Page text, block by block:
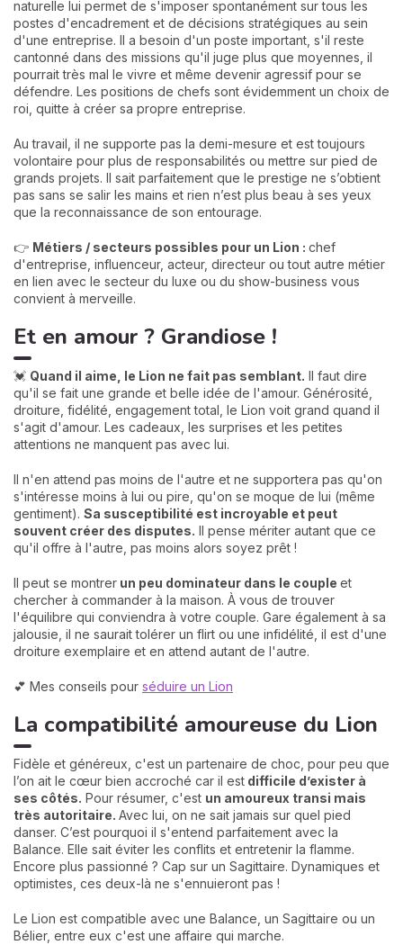
naturelle lui permet de s'imposer spontanément sur tous les
postes d'encadrement et de décisions stratégiques au sein
d'une entreprise. Il a besoin d'un poste important, s'il reste
cantonné dans des missions qu'il juge plus que moyennes, il
pourrait très mal le vivre et même devenir agressif pour se
défendre. Les positions de chefs sont évidemment un choix de
roi, quitte à créer sa propre entreprise.
Au travail, il ne supporte pas la demi-mesure et est toujours
volontaire pour plus de responsabilités ou mettre sur pied de
grands projets. Il sait parfaitement que le prestige ne s’obtient
pas sans se salir les mains et rien n’est plus beau à ses yeux
que la reconnaissance de son entourage.
👉 Métiers / secteurs possibles pour un Lion : chef
d'entreprise, influenceur, acteur, directeur ou tout autre métier
en lien avec le secteur du luxe ou du show-business vous
convient à merveille.
Et en amour ? Grandiose !
💓 Quand il aime, le Lion ne fait pas semblant. Il faut dire
qu'il se fait une grande et belle idée de l'amour. Générosité,
droiture, fidélité, engagement total, le Lion voit grand quand il
s'agit d'amour. Les cadeaux, les surprises et les petites
attentions ne manquent pas avec lui.
Il n'en attend pas moins de l'autre et ne supportera pas qu'on
s'intéresse moins à lui ou pire, qu'on se moque de lui (même
gentiment). Sa susceptibilité est incroyable et peut
souvent créer des disputes. Il pense mériter autant que ce
qu'il offre à l'autre, pas moins alors soyez prêt !
Il peut se montrer un peu dominateur dans le couple et
chercher à commander à la maison. À vous de trouver
l'équilibre qui conviendra à votre couple. Gare également à sa
jalousie, il ne saurait tolérer un flirt ou une infidélité, il est d'une
droiture exemplaire et en attend autant de l'autre.
💕 Mes conseils pour séduire un Lion
La compatibilité amoureuse du Lion
Fidèle et généreux, c'est un partenaire de choc, pour peu que
l’on ait le cœur bien accroché car il est difficile d’exister à
ses côtés. Pour résumer, c'est un amoureux transi mais
très autoritaire. Avec lui, on ne sait jamais sur quel pied
danser. C’est pourquoi il s'entend parfaitement avec la
Balance. Elle sait éviter les conflits et entretenir la flamme.
Encore plus passionné ? Cap sur un Sagittaire. Dynamiques et
optimistes, ces deux-là ne s'ennuieront pas !
Le Lion est compatible avec une Balance, un Sagittaire ou un
Bélier, entre eux c'est une affaire qui marche.